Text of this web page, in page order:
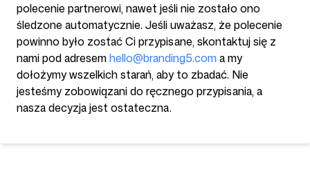
polecenie partnerowi, nawet jeśli nie zostało ono
śledzone automatycznie. Jeśli uważasz, że polecenie
powinno było zostać Ci przypisane, skontaktuj się z
nami pod adresemhello@branding5.coma my
dołożymy wszelkich starań, aby to zbadać. Nie
jesteśmy zobowiązani do ręcznego przypisania, a
nasza decyzja jest ostateczna.